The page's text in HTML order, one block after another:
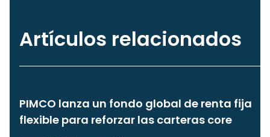
Artículos relacionados
PIMCO lanza un fondo global de renta fija
flexible para reforzar las carteras core